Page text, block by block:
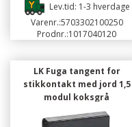
Lev.tid: 1-3 hverdage
Varenr.:5703302100250
Prodnr.:1017040120
LK Fuga tangent for
stikkontakt med jord 1,5
modul koksgrå